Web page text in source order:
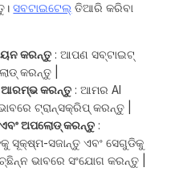
ସବଟାଇଟେଲ୍ ତିଆରି କରିବା
କରନ୍ତୁ : ଆପଣ ସବ୍ଟାଇଟ୍
କରନ୍ତୁ |
ଆରମ୍ଭ କରନ୍ତୁ : ଆମର AI
ଟ୍ରାନ୍ସକ୍ରିପ୍ କରନ୍ତୁ |
ଅପଲୋଡ୍ କରନ୍ତୁ :
ସଜାନ୍ତୁ ଏବଂ ସେଗୁଡିକୁ
ଭାବରେ ସଂଯୋଗ କରନ୍ତୁ |